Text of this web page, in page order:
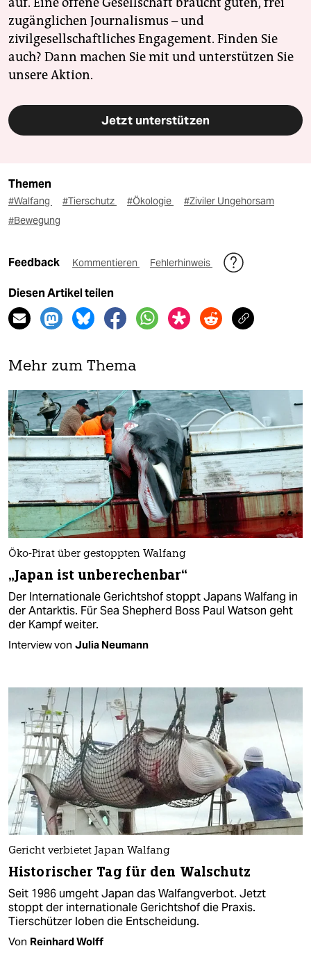
zugänglichen Journalismus – und
zivilgesellschaftliches Engagement. Finden Sie
auch? Dann machen Sie mit und unterstützen Sie
unsere Aktion.
Jetzt unterstützen
Themen
#Walfang #Tierschutz #Ökologie
#Ziviler Ungehorsam
#Bewegung
Feedback Kommentieren Fehlerhinweis
Diesen Artikel teilen
Mehr zum Thema
Öko-Pirat über gestoppten Walfang
„Japan ist unberechenbar“
Der Internationale Gerichtshof stoppt Japans Walfang in
der Antarktis. Für Sea Shepherd Boss Paul Watson geht
der Kampf weiter.
Interview von Julia Neumann
Gericht verbietet Japan Walfang
Historischer Tag für den Walschutz
Seit 1986 umgeht Japan das Walfangverbot. Jetzt
stoppt der internationale Gerichtshof die Praxis.
Tierschützer loben die Entscheidung.
Von Reinhard Wolff